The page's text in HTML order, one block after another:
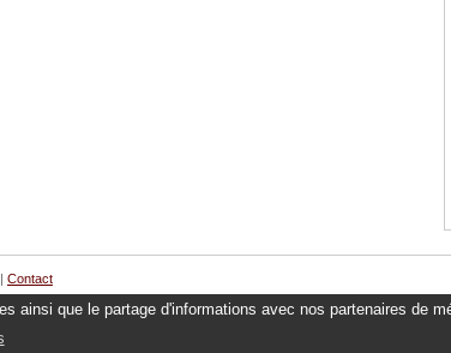
ainsi que le partage d'informations avec nos partenaires de
| Contact